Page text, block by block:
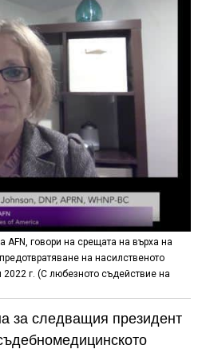
говори на срещата на върха на
на насилственото
г. (С любезното съдействие на
за следващия президент